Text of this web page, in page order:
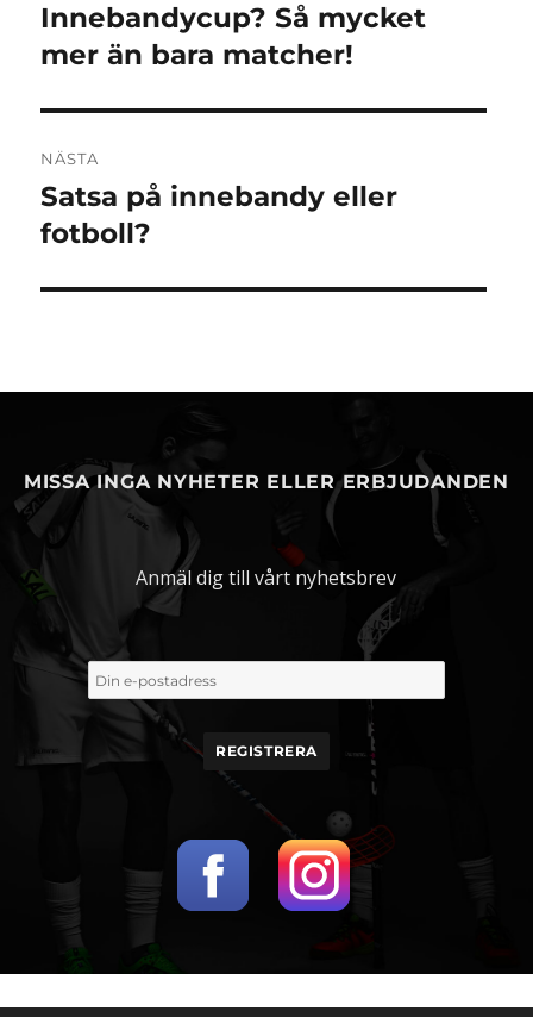
Föregående
inlägg:
Innebandycup? Så mycket
mer än bara matcher!
NÄSTA
Nästa
inlägg:
Satsa på innebandy eller
fotboll?
MISSA INGA NYHETER ELLER ERBJUDANDEN
Anmäl dig till vårt nyhetsbrev